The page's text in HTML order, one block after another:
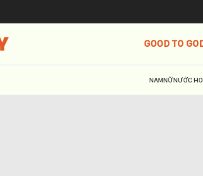
GOOD TO GO
NAMNỮNƯỚC